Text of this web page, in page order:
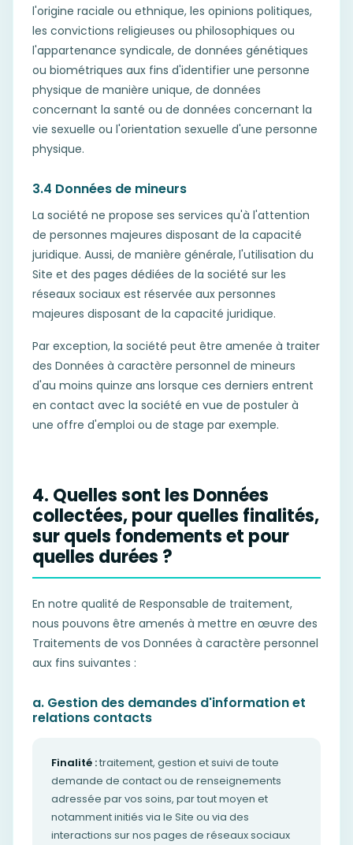
l'origine raciale ou ethnique, les opinions politiques,
les convictions religieuses ou philosophiques ou
l'appartenance syndicale, de données génétiques
ou biométriques aux fins d'identifier une personne
physique de manière unique, de données
concernant la santé ou de données concernant la
vie sexuelle ou l'orientation sexuelle d'une personne
physique.
3.4 Données de mineurs
La société ne propose ses services qu'à l'attention
de personnes majeures disposant de la capacité
juridique. Aussi, de manière générale, l'utilisation du
Site et des pages dédiées de la société sur les
réseaux sociaux est réservée aux personnes
majeures disposant de la capacité juridique.
Par exception, la société peut être amenée à traiter
des Données à caractère personnel de mineurs
d'au moins quinze ans lorsque ces derniers entrent
en contact avec la société en vue de postuler à
une offre d'emploi ou de stage par exemple.
4. Quelles sont les Données
collectées, pour quelles finalités,
sur quels fondements et pour
quelles durées ?
En notre qualité de Responsable de traitement,
nous pouvons être amenés à mettre en œuvre des
Traitements de vos Données à caractère personnel
aux fins suivantes :
a. Gestion des demandes d'information et
relations contacts
Finalité :traitement, gestion et suivi de toute
demande de contact ou de renseignements
adressée par vos soins, par tout moyen et
notamment initiés via le Site ou via des
interactions sur nos pages de réseaux sociaux